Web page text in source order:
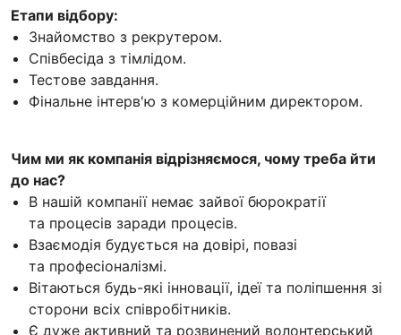
Етапи відбору:
Знайомство з рекрутером.
Співбесіда з тімлідом.
Тестове завдання.
Фінальне інтерв'ю з комерційним директором.
Чим ми як компанія відрізняємося, чому треба йти
до нас?
В нашій компанії немає зайвої бюрократії
та процесів заради процесів.
Взаємодія будується на довірі, повазі
та професіоналізмі.
Вітаються будь-які інновації, ідеї та поліпшення зі
сторони всіх співробітників.
Є дуже активний та розвинений волонтерський